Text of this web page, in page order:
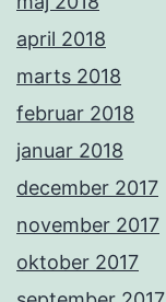
april 2018
marts 2018
februar 2018
januar 2018
december 2017
november 2017
oktober 2017